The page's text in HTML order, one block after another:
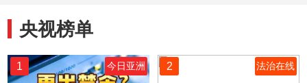
央视榜单
1 今日亚洲 2 法治在线